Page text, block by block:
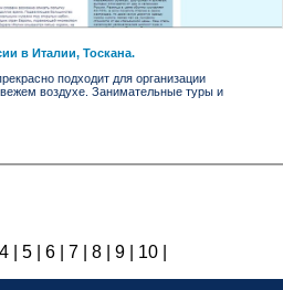
в Италии, Тоскана.
подходит для организации
воздухе. Занимательные туры и
4 5 6 7 8 9 10